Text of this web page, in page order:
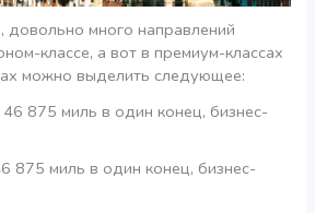
довольно много направлений
классе, а вот в премиум-классах
можно выделить следующее:
875 миль в один конец, бизнес-
875 миль в один конец, бизнес-